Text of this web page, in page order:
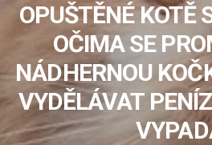
OPUŠTĚNÉ KOTĚ
OČIMA SE
NÁDHERNOU
VYDĚLÁVAT